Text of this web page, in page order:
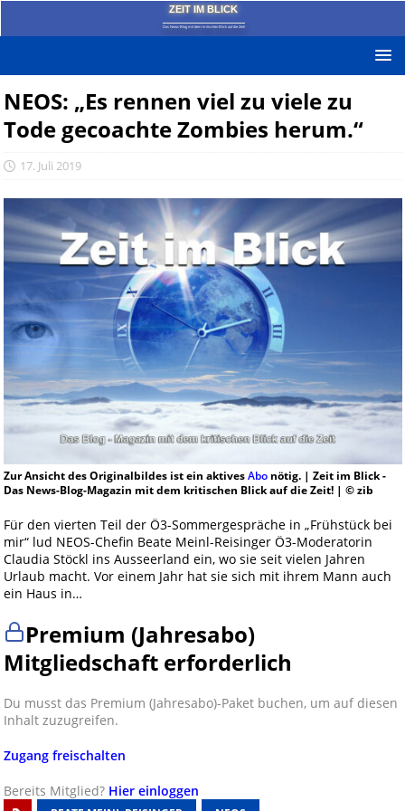
ZEIT IM BLICK
Das News-Blog mit dem kritischen Blick auf die Zeit!
NEOS: „Es rennen viel zu viele zu
Tode gecoachte Zombies herum.“
17. Juli 2019
Zur Ansicht des Originalbildes ist ein aktivesAbonötig. | Zeit im Blick -
Das News-Blog-Magazin mit dem kritischen Blick auf die Zeit! | © zib
Für den vierten Teil der Ö3-Sommergespräche in „Frühstück bei
mir“ lud NEOS-Chefin Beate Meinl-Reisinger Ö3-Moderatorin
Claudia Stöckl ins Ausseerland ein, wo sie seit vielen Jahren
Urlaub macht. Vor einem Jahr hat sie sich mit ihrem Mann auch
ein Haus in…
Premium (Jahresabo)
Mitgliedschaft erforderlich
Du musst das Premium (Jahresabo)-Paket buchen, um auf diesen
Inhalt zuzugreifen.
Zugang freischalten
Bereits Mitglied? Hier einloggen